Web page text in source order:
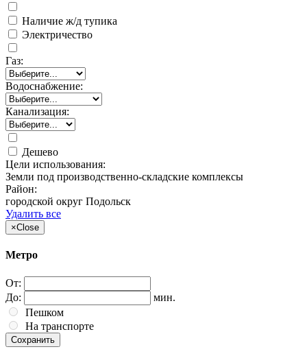
Наличие ж/д тупика
Электричество
Газ:
Водоснабжение:
Канализация:
Дешево
Цели использования:
Земли под производственно-складские комплексы
Район:
городской округ Подольск
Удалить все
×Close
Метро
От:
До:
мин.
Пешком
На транспорте
Сохранить